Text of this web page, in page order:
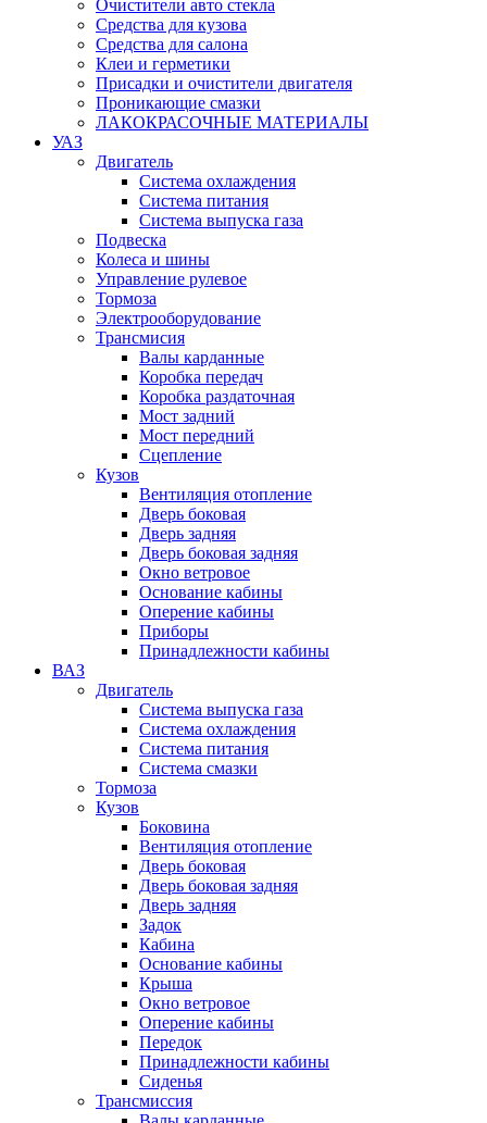
Очистители авто стекла
Средства для кузова
Средства для салона
Клеи и герметики
Присадки и очистители двигателя
Проникающие смазки
ЛАКОКРАСОЧНЫЕ МАТЕРИАЛЫ
УАЗ
Двигатель
Система охлаждения
Система питания
Система выпуска газа
Подвеска
Колеса и шины
Управление рулевое
Тормоза
Электрооборудование
Трансмисия
Валы карданные
Коробка передач
Коробка раздаточная
Мост задний
Мост передний
Сцепление
Кузов
Вентиляция отопление
Дверь боковая
Дверь задняя
Дверь боковая задняя
Окно ветровое
Основание кабины
Оперение кабины
Приборы
Принадлежности кабины
ВАЗ
Двигатель
Система выпуска газа
Система охлаждения
Система питания
Система смазки
Тормоза
Кузов
Боковина
Вентиляция отопление
Дверь боковая
Дверь боковая задняя
Дверь задняя
Задок
Кабина
Основание кабины
Крыша
Окно ветровое
Оперение кабины
Передок
Принадлежности кабины
Сиденья
Трансмиссия